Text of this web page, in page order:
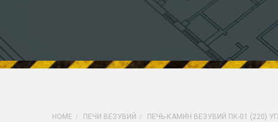
HOME ПЕЧИ ВЕЗУВИЙ ПЕЧЬ-КАМИН ВЕЗУВИЙ ПК-01 (220)